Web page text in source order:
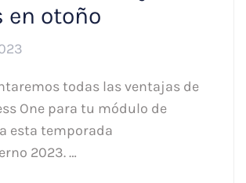
en otoño
todas las ventajas de
One para tu módulo de
esta temporada
2023. …